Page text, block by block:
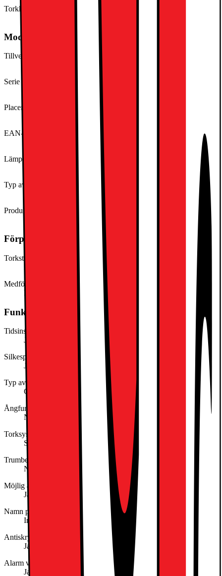
Torkkapacitet (kg)
Modellbeskrivning
Tillverkarens artikelnummer
Serie
Placering
EAN-kod
Lämplig för kommersiellt bruk
Nej
Typ av torktumlare
Kondens
Produkttyp
Torktumlare
Förpackningens innehåll
Torkställ för fintvätt
Nej
Medföljande slang för kondensvatten
Nej
Funktioner och egenskaper
Tidsinställd start
Ja
Silkesprogram
Ja
Typ av trumma
Galvaniserad
Ångfunktion
Nej
Torksystem
Sensor
Trumbelysning
Nej
Möjlig att ansluta till avlopp
Ja
Namn på egen app
Ingen/Inget
Antiskrynkelfunktion
Ja
Alarm vid avslutat program
Ja